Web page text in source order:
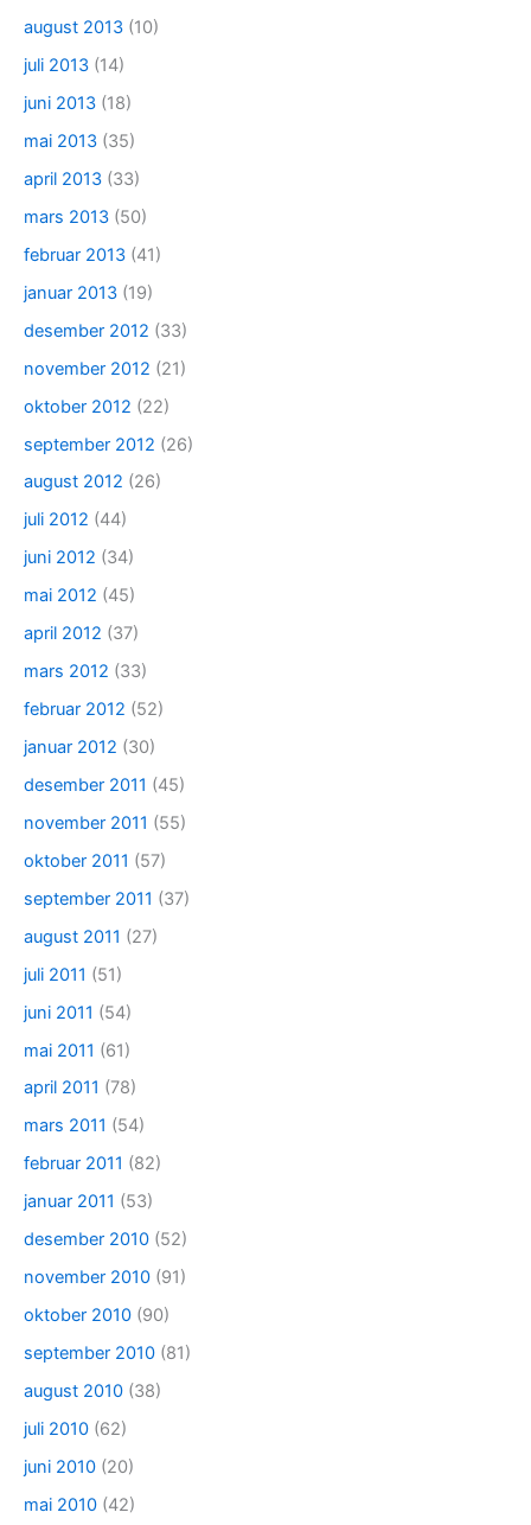
august 2013 (10)
juli 2013 (14)
juni 2013 (18)
mai 2013 (35)
april 2013 (33)
mars 2013 (50)
februar 2013 (41)
januar 2013 (19)
desember 2012 (33)
november 2012 (21)
oktober 2012 (22)
september 2012 (26)
august 2012 (26)
juli 2012 (44)
juni 2012 (34)
mai 2012 (45)
april 2012 (37)
mars 2012 (33)
februar 2012 (52)
januar 2012 (30)
desember 2011 (45)
november 2011 (55)
oktober 2011 (57)
september 2011 (37)
august 2011 (27)
juli 2011 (51)
juni 2011 (54)
mai 2011 (61)
april 2011 (78)
mars 2011 (54)
februar 2011 (82)
januar 2011 (53)
desember 2010 (52)
november 2010 (91)
oktober 2010 (90)
september 2010 (81)
august 2010 (38)
juli 2010 (62)
juni 2010 (20)
mai 2010 (42)